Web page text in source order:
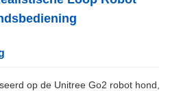
op de Unitree Go2 robot hond,